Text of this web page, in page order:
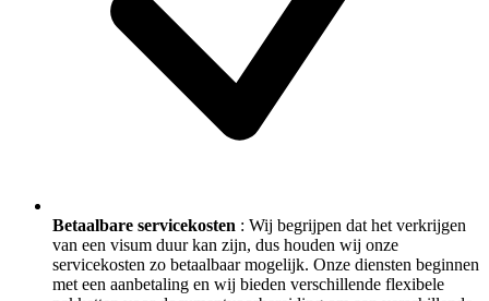
Betaalbare servicekosten : Wij begrijpen dat het verkrijgen
van een visum duur kan zijn, dus houden wij onze
servicekosten zo betaalbaar mogelijk. Onze diensten beginnen
met een aanbetaling en wij bieden verschillende flexibele